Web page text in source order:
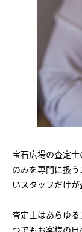
宝石広場の査定
のみを専門に扱
いスタッフだけが
査定士はあらゆ
つでもお客様の目